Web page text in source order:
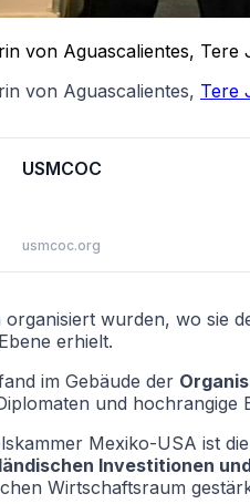
von Aguascalientes,
von Aguascalientes, Tere
USMCOC
usmcoc.org
organisiert wurden, wo sie
erhielt.
im Gebäude der
und hochrangige
Mexiko-USA ist
Investitionen
Wirtschaftsraum